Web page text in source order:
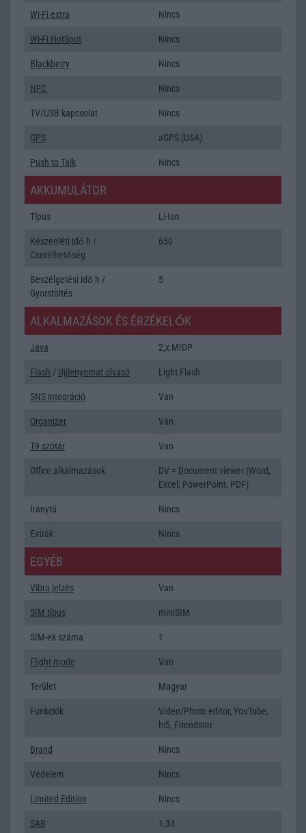
Wi-Fi extra Nincs
Wi-Fi HotSpot Nincs
Blackberry Nincs
NFC Nincs
TV/USB kapcsolat Nincs
GPS aGPS (USA)
Push to Talk Nincs
AKKUMULÁTOR
Típus Li-Ion
Készenléti idő h /
Cserélhetőség
630
Beszélgetési idő h /
Gyorstöltés
5
ALKALMAZÁSOK ÉS ÉRZÉKELŐK
Java 2,x MIDP
Flash / Ujjlenyomat olvasó Light Flash
SNS integráció Van
Organizer Van
T9 szótár Van
Office alkalmazások
DV = Document viewer (Word,
Excel, PowerPoint, PDF)
Iránytũ Nincs
Extrák Nincs
EGYÉB
Vibra jelzés Van
SIM típus miniSIM
SIM-ek száma 1
Flight mode Van
Terület Magyar
Funkciók
Video/Photo editor, YouTube,
hi5, Friendster
Brand Nincs
Védelem Nincs
Limited Edition Nincs
SAR
1,34